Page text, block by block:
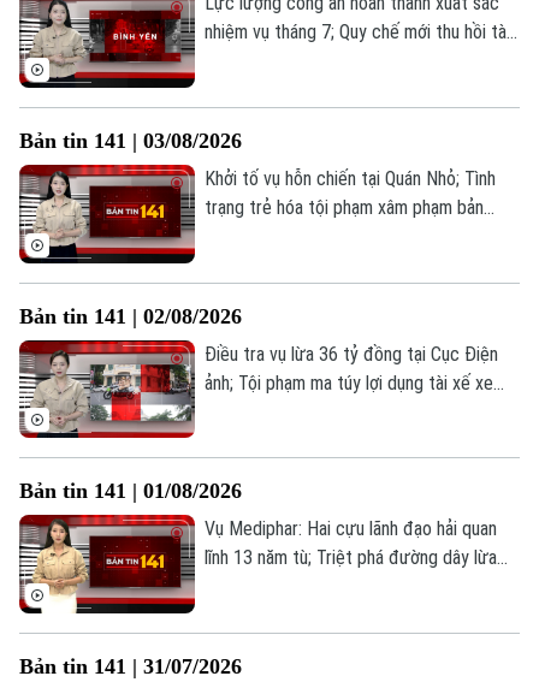
Chuyên mục
Hà Nội
Chính trị
An ninh trật tự
Công nghệ
Hà Nội
Nhịp sống Hà Nội
Người Hà Nội
Khoảnh khắc Hà Nội
Ẩm thực
Thế giới
Tin tức
Quân sự
Hồ sơ
Người Việt 4 phương
Tin tức
Nhà đất
Tin tức
nhiệm vụ tháng 7; Quy chế mới thu hồi tài
141 hôm nay.
Bản tin 141 | 03/08/2026
Khởi tố vụ hỗn chiến tại Quán Nhỏ; Tình
trạng trẻ hóa tội phạm xâm phạm bản
Bản tin 141 | 02/08/2026
Điều tra vụ lừa 36 tỷ đồng tại Cục Điện
ảnh; Tội phạm ma túy lợi dụng tài xế xe
Bản tin 141 | 01/08/2026
Vụ Mediphar: Hai cựu lãnh đạo hải quan
lĩnh 13 năm tù; Triệt phá đường dây lừa
Bản tin 141 hôm nay.
Bản tin 141 | 31/07/2026